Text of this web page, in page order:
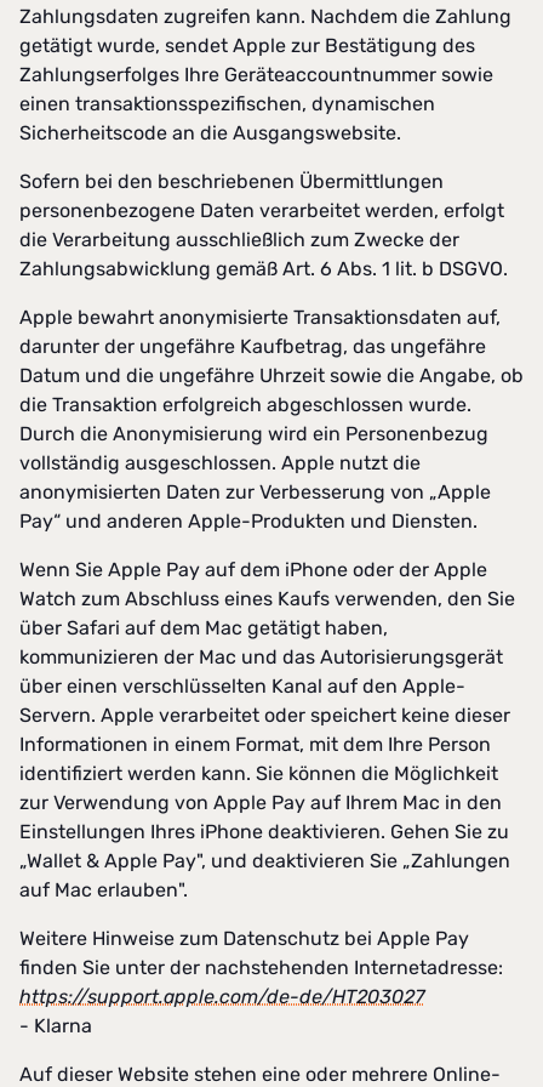
Zahlungsdaten zugreifen kann. Nachdem die Zahlung
getätigt wurde, sendet Apple zur Bestätigung des
Zahlungserfolges Ihre Geräteaccountnummer sowie
einen transaktionsspezifischen, dynamischen
Sicherheitscode an die Ausgangswebsite.
Sofern bei den beschriebenen Übermittlungen
personenbezogene Daten verarbeitet werden, erfolgt
die Verarbeitung ausschließlich zum Zwecke der
Zahlungsabwicklung gemäß Art. 6 Abs. 1 lit. b DSGVO.
Apple bewahrt anonymisierte Transaktionsdaten auf,
darunter der ungefähre Kaufbetrag, das ungefähre
Datum und die ungefähre Uhrzeit sowie die Angabe, ob
die Transaktion erfolgreich abgeschlossen wurde.
Durch die Anonymisierung wird ein Personenbezug
vollständig ausgeschlossen. Apple nutzt die
anonymisierten Daten zur Verbesserung von „Apple
Pay“ und anderen Apple-Produkten und Diensten.
Wenn Sie Apple Pay auf dem iPhone oder der Apple
Watch zum Abschluss eines Kaufs verwenden, den Sie
über Safari auf dem Mac getätigt haben,
kommunizieren der Mac und das Autorisierungsgerät
über einen verschlüsselten Kanal auf den Apple-
Servern. Apple verarbeitet oder speichert keine dieser
Informationen in einem Format, mit dem Ihre Person
identifiziert werden kann. Sie können die Möglichkeit
zur Verwendung von Apple Pay auf Ihrem Mac in den
Einstellungen Ihres iPhone deaktivieren. Gehen Sie zu
„Wallet & Apple Pay", und deaktivieren Sie „Zahlungen
auf Mac erlauben".
Weitere Hinweise zum Datenschutz bei Apple Pay
finden Sie unter der nachstehenden Internetadresse:
https://support.apple.com/de-de/HT203027
- Klarna
Auf dieser Website stehen eine oder mehrere Online-